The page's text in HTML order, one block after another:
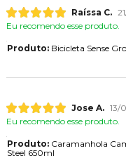
Raíssa C.
Eu recomendo esse produto.
Produto:Bicicleta Sense
Jose A. 13/
Eu recomendo esse produto.
Produto:Caramanhola
Steel 650ml